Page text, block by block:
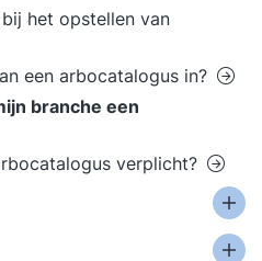
het opstellen van
een arbocatalogus in?
branche een
verplicht?